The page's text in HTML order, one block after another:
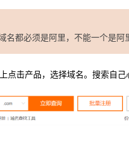
名都必须是阿里，不能一个是阿
点击产品，选择域名。搜索自